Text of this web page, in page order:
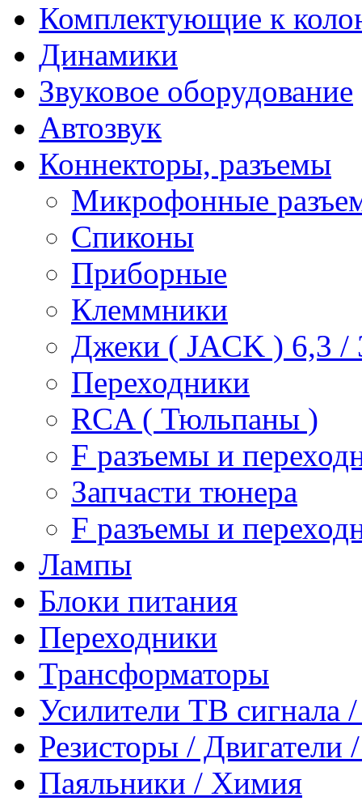
Комплектующие к
Динамики
Звуковое оборудование
Автозвук
Коннекторы, разъемы
Микрофонные
Спиконы
Приборные
Клеммники
Джеки ( JACK ) 6,3 /
Переходники
RCA ( Тюльпаны )
F разъемы и
Запчасти тюнера
F разъемы и
Лампы
Блоки питания
Переходники
Трансформаторы
Усилители ТВ сигнала
Резисторы /
Паяльники / Химия